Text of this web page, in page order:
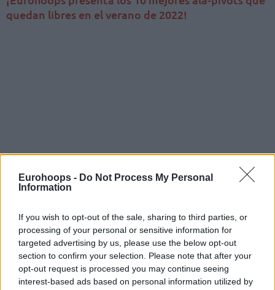
Eurohoops - Do Not Process My Personal
Information
If you wish to opt-out of the sale, sharing to third parties, or
processing of your personal or sensitive information for
targeted advertising by us, please use the below opt-out
section to confirm your selection. Please note that after your
opt-out request is processed you may continue seeing
interest-based ads based on personal information utilized by
quedan libres en el verano de 2022!